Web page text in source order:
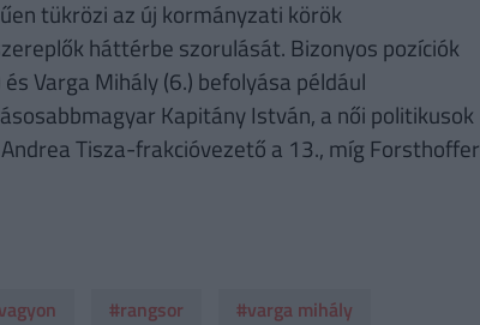
tükrözi az új kormányzati körök
háttérbe szorulását. Bizonyos pozíciók
Varga Mihály (6.) befolyása például
Kapitány István, a női politikusok
Tisza-frakcióvezető a 13., míg Forsthoffer
#rangsor
#varga mihály